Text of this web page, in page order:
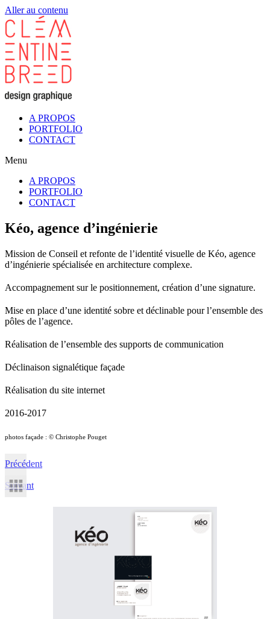
Aller au contenu
A PROPOS
PORTFOLIO
CONTACT
Menu
A PROPOS
PORTFOLIO
CONTACT
Kéo, agence d’ingénierie
Mission de Conseil et refonte de l’identité visuelle de Kéo, agence
d’ingénierie spécialisée en architecture complexe.
Accompagnement sur le positionnement, création d’une signature.
Mise en place d’une identité sobre et déclinable pour l’ensemble des
pôles de l’agence.
Réalisation de l’ensemble des supports de communication
Déclinaison signalétique façade
Réalisation du site internet
2016-2017
photos façade : © Christophe Pouget
Précédent
Suivant